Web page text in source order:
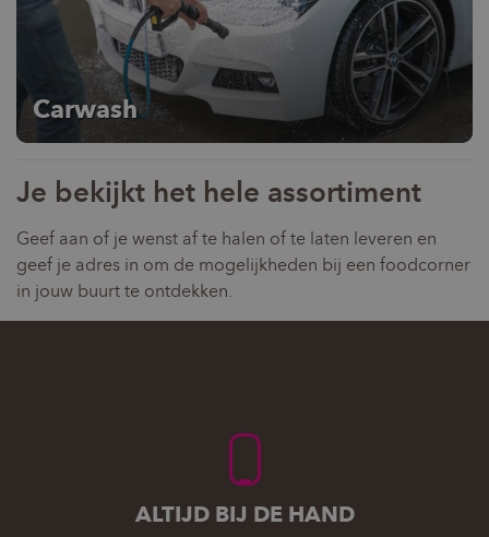
Carwash
Je bekijkt het hele assortiment
Geef aan of je wenst af te halen of te laten leveren en
geef je adres in om de mogelijkheden bij een foodcorner
in jouw buurt te ontdekken.
ALTIJD BIJ DE HAND